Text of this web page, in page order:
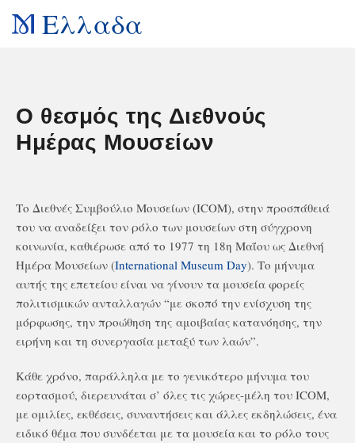
Ελλαδα
Ο θεσμός της Διεθνούς
Ημέρας Μουσείων
Το Διεθνές Συμβούλιο Μουσείων (ICOM), στην προσπάθειά
του να αναδείξει τον ρόλο των μουσείων στη σύγχρονη
κοινωνία, καθιέρωσε από το 1977 τη 18η Μαΐου ως Διεθνή
Ημέρα Μουσείων (International Museum Day). Το μήνυμα
αυτής της επετείου είναι να γίνουν τα μουσεία φορείς
πολιτισμικών ανταλλαγών “με σκοπό την ενίσχυση της
μόρφωσης, την προώθηση της αμοιβαίας κατανόησης, την
ειρήνη και τη συνεργασία μεταξύ των λαών”.
Κάθε χρόνο, παράλληλα με το γενικότερο μήνυμα του
εορτασμού, διερευνάται σ’ όλες τις χώρες-μέλη του ICOM,
με ομιλίες, εκθέσεις, συναντήσεις και άλλες εκδηλώσεις, ένα
ειδικό θέμα που συνδέεται με τα μουσεία και το ρόλο τους